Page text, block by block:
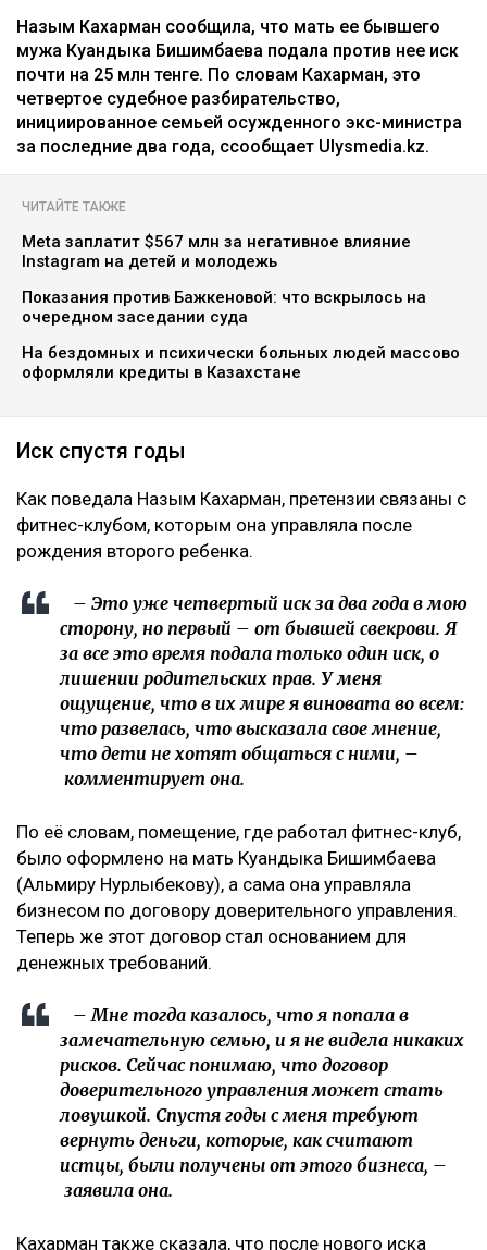
Назым Кахарман сообщила, что мать ее бывшего
мужа Куандыка Бишимбаева подала против нее иск
почти на 25 млн тенге. По словам Кахарман, это
четвертое судебное разбирательство,
инициированное семьей осужденного экс-министра
за последние два года, ссообщает Ulysmedia.kz.
ЧИТАЙТЕ ТАКЖЕ
Meta заплатит $567 млн за негативное влияние
Instagram на детей и молодежь
Показания против Бажкеновой: что вскрылось на
очередном заседании суда
На бездомных и психически больных людей массово
оформляли кредиты в Казахстане
Иск спустя годы
Как поведала Назым Кахарман, претензии связаны с
фитнес-клубом, которым она управляла после
рождения второго ребенка.
– Это уже четвертый иск за два года в мою
сторону, но первый – от бывшей свекрови. Я
за все это время подала только один иск, о
лишении родительских прав. У меня
ощущение, что в их мире я виновата во всем:
что развелась, что высказала свое мнение,
что дети не хотят общаться с ними, –
комментирует она.
По её словам, помещение, где работал фитнес-клуб,
было оформлено на мать Куандыка Бишимбаева
(Альмиру Нурлыбекову), а сама она управляла
бизнесом по договору доверительного управления.
Теперь же этот договор стал основанием для
денежных требований.
– Мне тогда казалось, что я попала в
замечательную семью, и я не видела никаких
рисков. Сейчас понимаю, что договор
доверительного управления может стать
ловушкой. Спустя годы с меня требуют
вернуть деньги, которые, как считают
истцы, были получены от этого бизнеса, –
заявила она.
Кахарман также сказала, что после нового иска